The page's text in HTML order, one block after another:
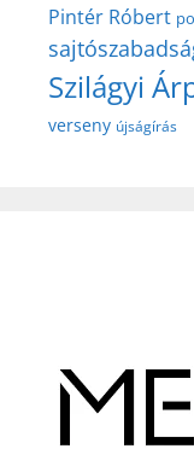
Pintér Róbert
Szilágyi
verseny újságírás